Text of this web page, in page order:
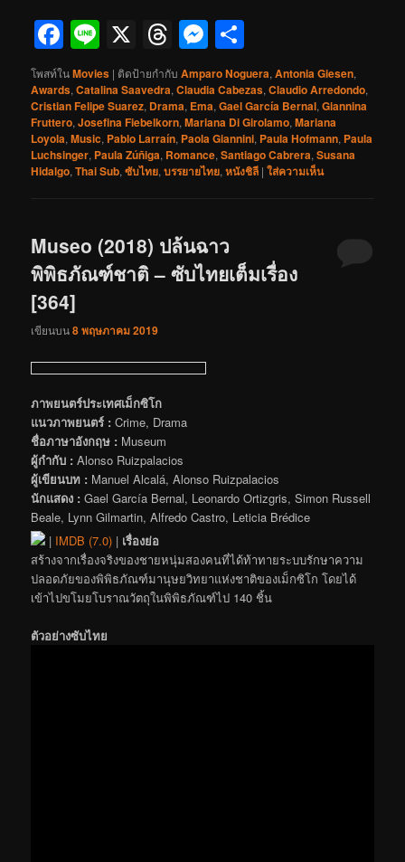
Facebook
Line
X Threads
Messenger
โพสท์ในMovies | ติดป้ายกำกับ Amparo Noguera,Antonia Giesen,
Awards,Catalina Saavedra,Claudia Cabezas,Claudio Arredondo,
Cristian Felipe Suarez, Drama, Ema,Gael García Bernal,Giannina
Fruttero,Josefina Fiebelkorn,Mariana Di Girolamo,Mariana
Loyola,Music, Pablo Larraín, Paola Giannini, Paula Hofmann, Paula
Luchsinger, Paula Zúñiga, Romance,Santiago Cabrera,Susana
Hidalgo,Thai Sub,ซับไทย,บรรยายไทย,หนังชิลี |ใส่ความเห็น
Museo (2018) ปล้นฉาว
พิพิธภัณฑ์ชาติ – ซับไทยเต็มเรื่อง
[364]
เขียนบน8 พฤษภาคม 2019
ภาพยนตร์ประเทศเม็กซิโก
แนวภาพยนตร์ : Crime, Drama
ชื่อภาษาอังกฤษ : Museum
ผู้กำกับ : Alonso Ruizpalacios
ผู้เขียนบท : Manuel Alcalá, Alonso Ruizpalacios
นักแสดง : Gael García Bernal, Leonardo Ortizgris, Simon Russell
Beale, Lynn Gilmartin, Alfredo Castro, Leticia Brédice
| IMDB (7.0) | เรื่องย่อ
สร้างจากเรื่องจริงของชายหนุ่มสองคนที่ได้ท้าทายระบบรักษาความ
ปลอดภัยของพิพิธภัณฑ์มานุษยวิทยาแห่งชาติของเม็กซิโก โดยได้
เข้าไปขโมยโบราณวัตถุในพิพิธภัณฑ์ไป 140 ชิ้น
ตัวอย่างซับไทย